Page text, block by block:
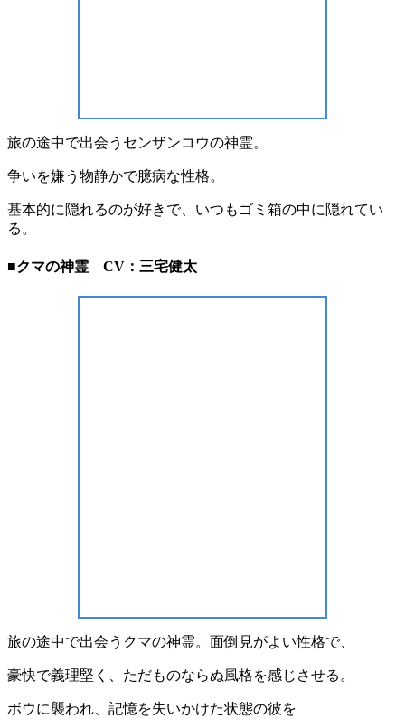
旅の途中で出会うセンザンコウの神霊。
争いを嫌う物静かで臆病な性格。
基本的に隠れるのが好きで、いつもゴミ箱の中に隠れてい
る。
■クマの神霊 CV：三宅健太
旅の途中で出会うクマの神霊。面倒見がよい性格で、
豪快で義理堅く、ただものならぬ風格を感じさせる。
ボウに襲われ、記憶を失いかけた状態の彼を